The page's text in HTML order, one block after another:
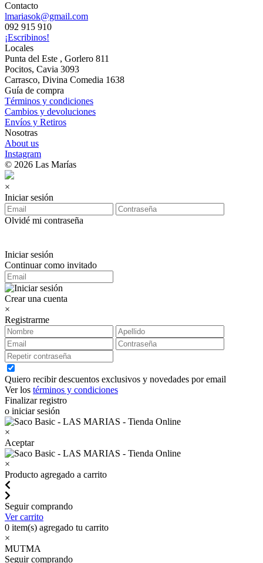
Contacto
lmariasok@gmail.com
092 915 910
¡Escribinos!
Locales
Punta del Este , Gorlero 811
Pocitos, Cavia 3093
Carrasco, Divina Comedia 1638
Guía de compra
Términos y condiciones
Cambios y devoluciones
Envíos y Retiros
Nosotras
About us
Instagram
© 2026 Las Marías
×
Iniciar sesión
Olvidé mi contraseña
Iniciar sesión
Continuar como invitado
Crear una cuenta
×
Registrarme
Quiero recibir descuentos exclusivos y novedades por email
Ver los términos y condiciones
Finalizar registro
o iniciar sesión
×
Aceptar
×
Producto agregado a carrito
Seguir comprando
Ver carrito
0 item(s) agregado tu carrito
×
MUTMA
Seguir comprando